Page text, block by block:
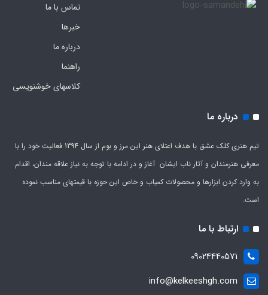
تماس با ما
خبرها
درباره ما
راهنما
کلاسهای خوشنویسی
درباره ما
تیم هنری کلک عشق با هدف اعتلای هنر این مرز و بوم از سال 1394 فعالیت خود را با
معرفی هنرمندان و آثار ناب ایشان آغاز و در ادامه با توجه به نیاز علاقه مندان، اقدام
به وارد کردن ابزارها و محصولات کمیاب و خاص این حوزه با قیمتهای مناسب نموده
است.
ارتباط با ما
09024440571
info@kelkeeshgh.com